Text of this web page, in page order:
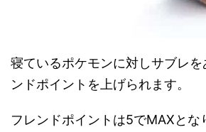
寝ているポケモンに対しサブレ
ンドポイントを上げられます。
フレンドポイントは5でMAXとな